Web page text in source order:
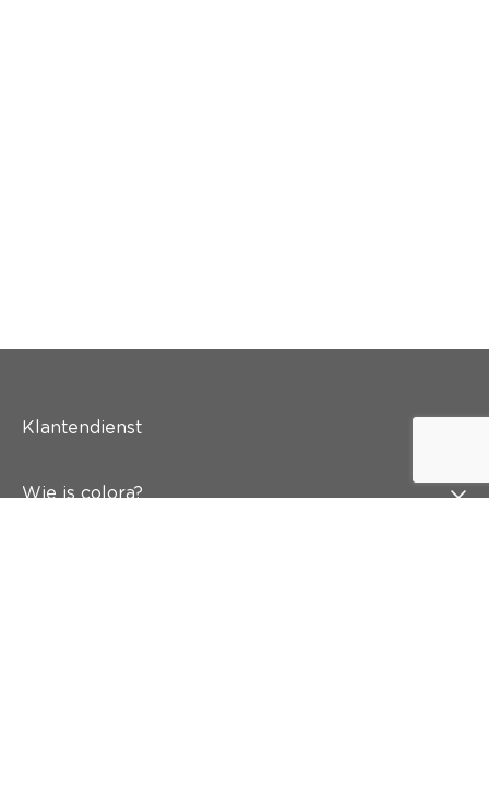
Klantendienst
Wie is colora?